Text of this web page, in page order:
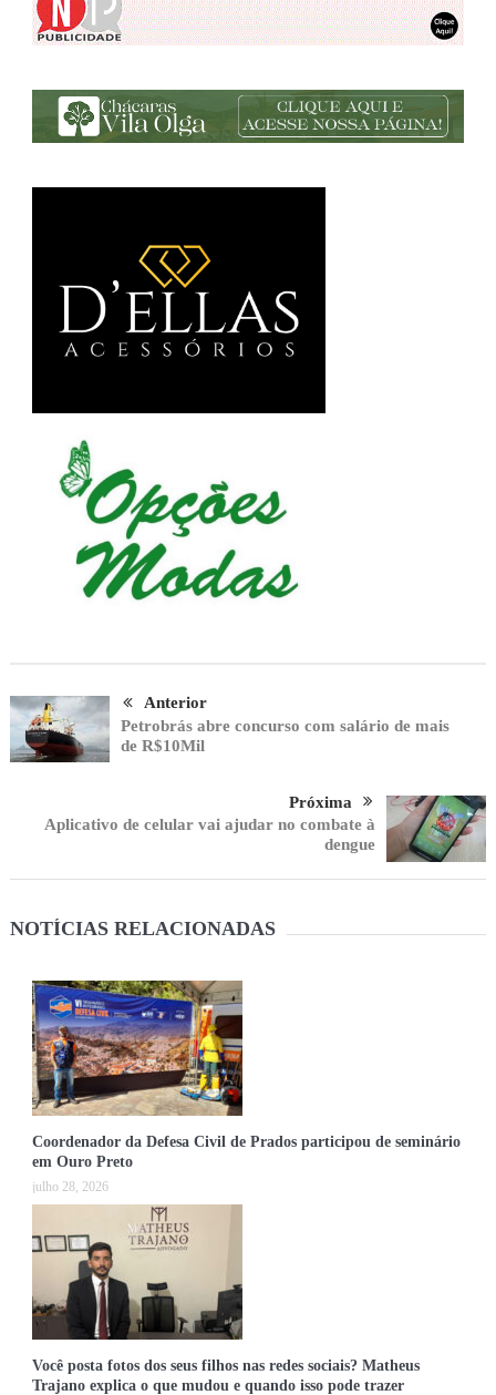
Anterior
Petrobrás abre concurso com salário de mais
de R$10Mil
Próxima
Aplicativo de celular vai ajudar no combate à
dengue
NOTÍCIAS RELACIONADAS
Coordenador da Defesa Civil de Prados participou de seminário
em Ouro Preto
julho 28, 2026
Você posta fotos dos seus filhos nas redes sociais? Matheus
Trajano explica o que mudou e quando isso pode trazer